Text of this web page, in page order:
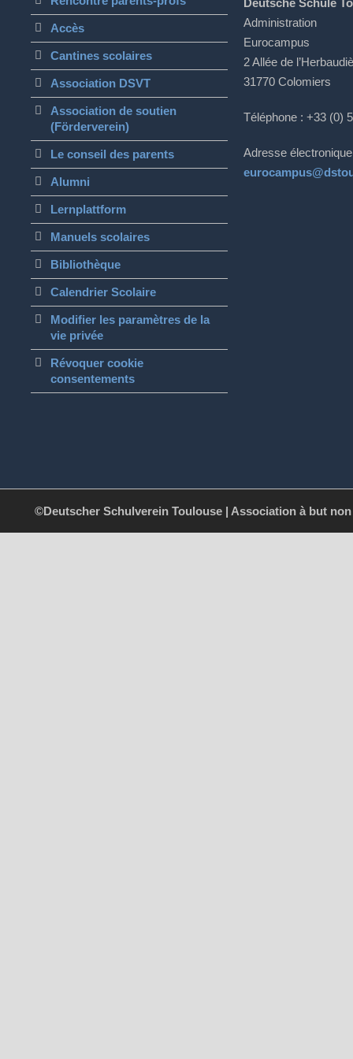
Accès
Cantines scolaires
Association DSVT
Association de soutien
(Förderverein)
Le conseil des parents
Alumni
Lernplattform
Manuels scolaires
Bibliothèque
Calendrier Scolaire
Modifier les paramètres de la
vie privée
Révoquer cookie
consentements
Deutsche Schule
Administration
Eurocampus
2 Allée de
31770 Colomiers
Téléphone : +33 (0)
Adresse
©Deutscher Schulverein Toulouse | Association à but